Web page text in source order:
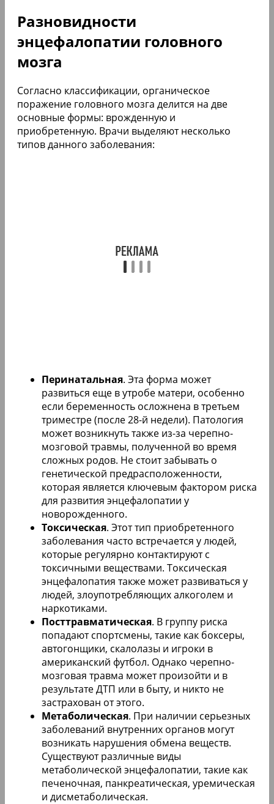
Разновидности
энцефалопатии головного
мозга
Согласно классификации, органическое
поражение головного мозга делится на две
основные формы: врожденную и
приобретенную. Врачи выделяют несколько
типов данного заболевания:
Перинатальная. Эта форма может
развиться еще в утробе матери, особенно
если беременность осложнена в третьем
триместре (после 28-й недели). Патология
может возникнуть также из-за черепно-
мозговой травмы, полученной во время
сложных родов. Не стоит забывать о
генетической предрасположенности,
которая является ключевым фактором риска
для развития энцефалопатии у
новорожденного.
Токсическая. Этот тип приобретенного
заболевания часто встречается у людей,
которые регулярно контактируют с
токсичными веществами. Токсическая
энцефалопатия также может развиваться у
людей, злоупотребляющих алкоголем и
наркотиками.
Посттравматическая. В группу риска
попадают спортсмены, такие как боксеры,
автогонщики, скалолазы и игроки в
американский футбол. Однако черепно-
мозговая травма может произойти и в
результате ДТП или в быту, и никто не
застрахован от этого.
Метаболическая. При наличии серьезных
заболеваний внутренних органов могут
возникать нарушения обмена веществ.
Существуют различные виды
метаболической энцефалопатии, такие как
печеночная, панкреатическая, уремическая
и дисметаболическая.